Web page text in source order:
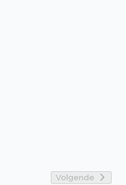
Volgende